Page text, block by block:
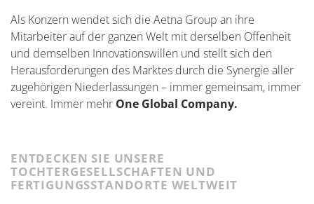
Als Konzern wendet sich die Aetna Group an ihre
Mitarbeiter auf der ganzen Welt mit derselben Offenheit
und demselben Innovationswillen und stellt sich den
Herausforderungen des Marktes durch die Synergie aller
zugehörigen Niederlassungen – immer gemeinsam, immer
vereint. Immer mehr One Global Company.
ENTDECKEN SIE UNSERE
TOCHTERGESELLSCHAFTEN UND
FERTIGUNGSSTANDORTE WELTWEIT